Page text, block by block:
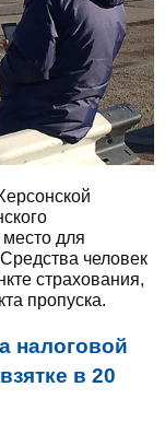
для
человек
страхования,
пропуска.
налоговой
в 20